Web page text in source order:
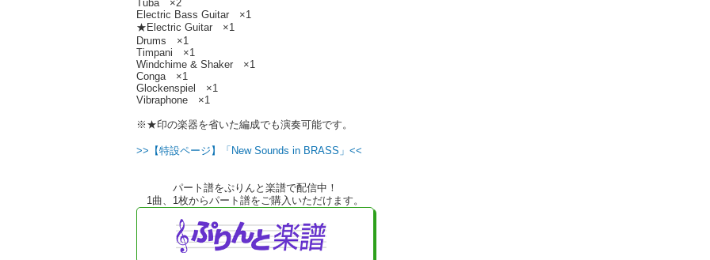
Tuba ×2
Electric Bass Guitar ×1
★Electric Guitar ×1
Drums ×1
Timpani ×1
Windchime & Shaker ×1
Conga ×1
Glockenspiel ×1
Vibraphone ×1
※★印の楽器を省いた編成でも演奏可能です。
>>【特設ページ】「New Sounds in BRASS」<<
パート譜をぷりんと楽譜で配信中！
1曲、1枚からパート譜をご購入いただけます。